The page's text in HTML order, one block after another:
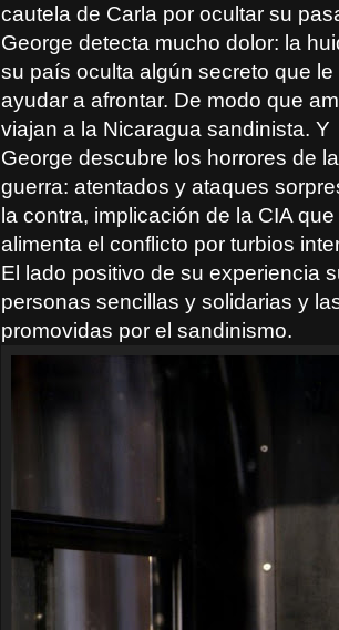
cautela de Carla por ocultar su
George detecta mucho dolor: la
su país oculta algún secreto que le
ayudar a afrontar. De modo que
viajan a la Nicaragua sandinista. Y
George descubre los horrores de la
guerra: atentados y ataques
la contra, implicación de la CIA que
alimenta el conflicto por turbios
El lado positivo de su experiencia
personas sencillas y solidarias y
promovidas por el sandinismo.